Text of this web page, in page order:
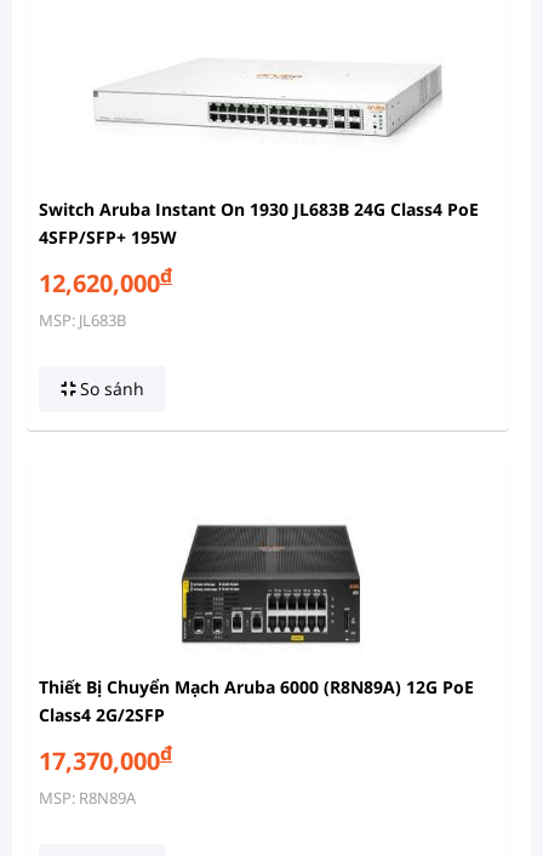
Switch Aruba Instant On 1930 JL683B 24G Class4 PoE
4SFP/SFP+ 195W
12,620,000đ
MSP: JL683B
So sánh
Thiết Bị Chuyển Mạch Aruba 6000 (R8N89A) 12G PoE
Class4 2G/2SFP
17,370,000đ
MSP: R8N89A